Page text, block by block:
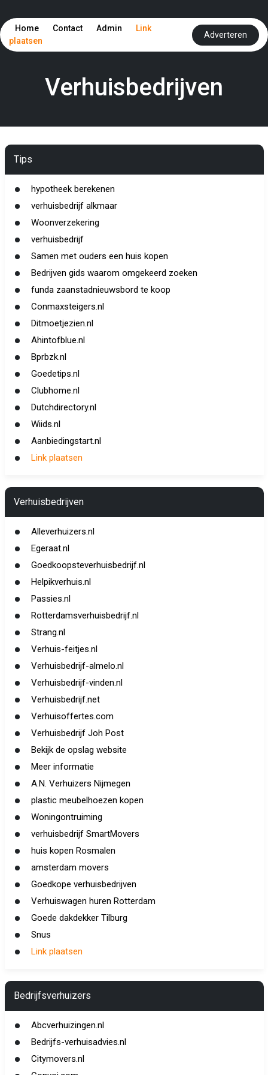
Home Contact Admin
Link
plaatsen
Adverteren
Verhuisbedrijven
Tips
hypotheek berekenen
verhuisbedrijf alkmaar
Woonverzekering
verhuisbedrijf
Samen met ouders een huis kopen
Bedrijven gids waarom omgekeerd zoeken
funda zaanstadnieuwsbord te koop
Conmaxsteigers.nl
Ditmoetjezien.nl
Ahintofblue.nl
Bprbzk.nl
Goedetips.nl
Clubhome.nl
Dutchdirectory.nl
Wiids.nl
Aanbiedingstart.nl
Link plaatsen
Verhuisbedrijven
Alleverhuizers.nl
Egeraat.nl
Goedkoopsteverhuisbedrijf.nl
Helpikverhuis.nl
Passies.nl
Rotterdamsverhuisbedrijf.nl
Strang.nl
Verhuis-feitjes.nl
Verhuisbedrijf-almelo.nl
Verhuisbedrijf-vinden.nl
Verhuisbedrijf.net
Verhuisoffertes.com
Verhuisbedrijf Joh Post
Bekijk de opslag website
Meer informatie
A.N. Verhuizers Nijmegen
plastic meubelhoezen kopen
Woningontruiming
verhuisbedrijf SmartMovers
huis kopen Rosmalen
amsterdam movers
Goedkope verhuisbedrijven
Verhuiswagen huren Rotterdam
Goede dakdekker Tilburg
Snus
Link plaatsen
Bedrijfsverhuizers
Abcverhuizingen.nl
Bedrijfs-verhuisadvies.nl
Citymovers.nl